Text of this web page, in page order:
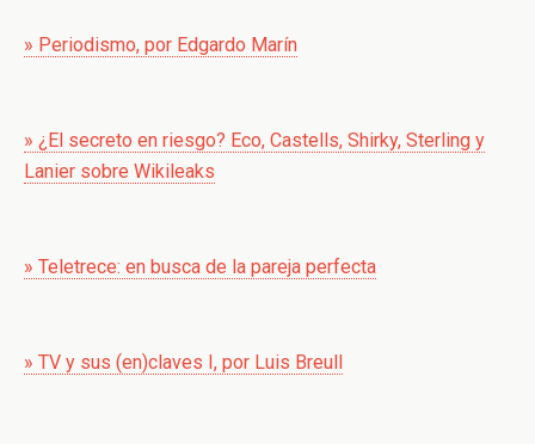
» Periodismo, por Edgardo Marín
» ¿El secreto en riesgo? Eco, Castells, Shirky, Sterling y
Lanier sobre Wikileaks
» Teletrece: en busca de la pareja perfecta
» TV y sus (en)claves I, por Luis Breull